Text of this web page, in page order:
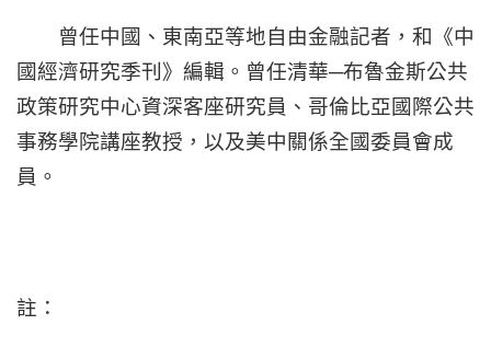
曾任中國、東南亞等地自由金融記者，和《中
國經濟研究季刊》編輯。曾任清華─布魯金斯公共
政策研究中心資深客座研究員、哥倫比亞國際公共
事務學院講座教授，以及美中關係全國委員會成
員。
註：